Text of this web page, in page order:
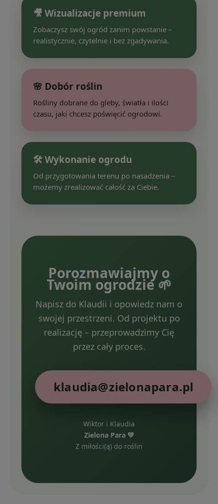
🎥 Wizualizacje premium
Zobaczysz swój ogród zanim powstanie –
realistycznie, czytelnie i bez zgadywania.
🌸 Dobór roślin
Rośliny dobrane do gleby, światła i ilości
czasu, jaki chcesz poświęcić ogrodowi.
🛠️ Wykonanie ogrodu
Od przygotowania terenu po nasadzenia –
możemy zrealizować całość za Ciebie.
Porozmawiajmy o
Twoim ogrodzie 🌱
Napisz do Klaudii i opowiedz nam o
swojej przestrzeni. Od projektu po
realizację – przeprowadzimy Cię
przez cały proces.
klaudia@zielonapara.pl
Wiktor i Klaudia
Zielona Para 💚
Z miłości(ą) do roślin